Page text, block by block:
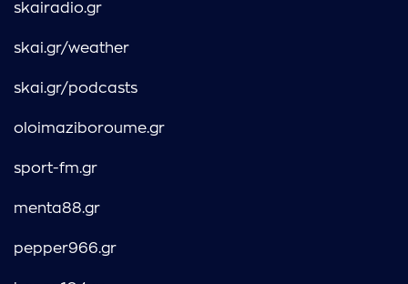
skairadio.gr
skai.gr/weather
skai.gr/podcasts
oloimaziboroume.gr
sport-fm.gr
menta88.gr
pepper966.gr